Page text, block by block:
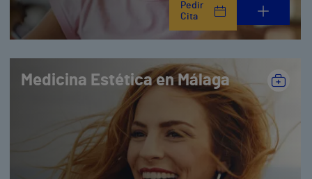
Pedir
Cita
Medicina Estética en Málaga